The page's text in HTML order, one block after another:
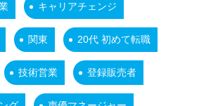
キャリアチェンジ
関東 20代 初めて転職
技術営業 登録販売者